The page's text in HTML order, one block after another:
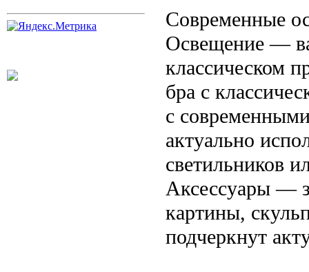
Современные
Освещение —
классическом
бра с
с
актуально
светильников
Аксессуары —
картины,
подчеркнут